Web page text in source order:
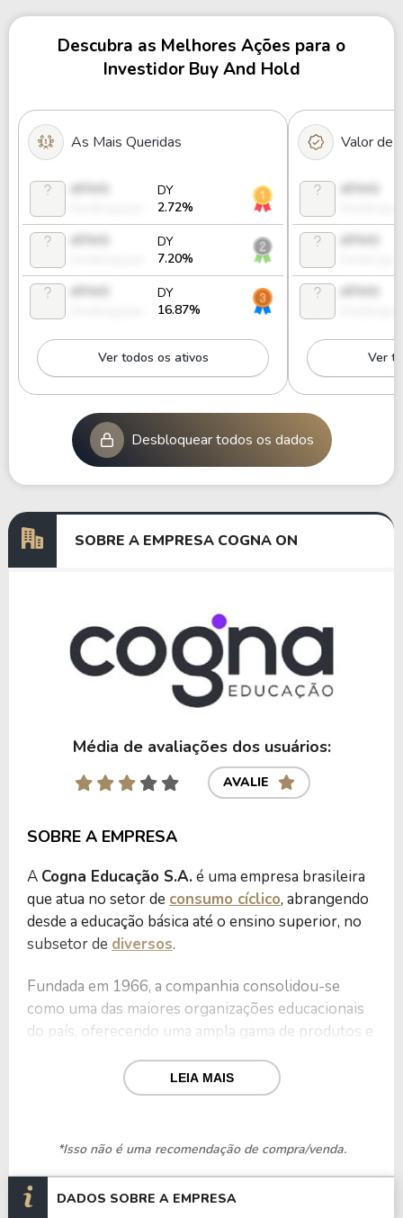
Descubra as Melhores Ações para o
Investidor Buy And Hold
As Mais Queridas
DY
2.72%
DY
7.20%
DY
16.87%
Ver todos os ativos
Valor de
Ver
Desbloquear todos os dados
SOBRE A EMPRESA COGNA ON
Média de avaliações dos usuários:
AVALIE
SOBRE A EMPRESA
A Cogna Educação S.A.é uma empresa brasileira
que atua no setor de consumo cíclico, abrangendo
desde a educação básica até o ensino superior, no
subsetor de diversos.
Fundada em 1966, a companhia consolidou-se
como uma das maiores organizações educacionais
do país, oferecendo uma ampla gama de produtos e
O portfólio de marcas da Cogna inclui:
: responsável pela gestão de instituições
de ensino superior, oferecendo cursos de
graduação e pós-graduação, tanto presenciais
quanto a distância.
LEIA MAIS
*Isso não é uma recomendação de compra/venda.
DADOS SOBRE A EMPRESA